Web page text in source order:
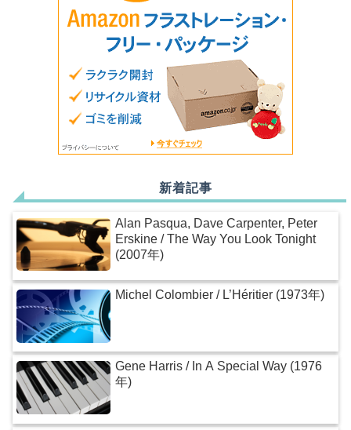
新着記事
Alan Pasqua, Dave Carpenter, Peter
Erskine / The Way You Look Tonight
(2007年)
Michel Colombier / L’Héritier (1973年)
Gene Harris / In A Special Way (1976
年)